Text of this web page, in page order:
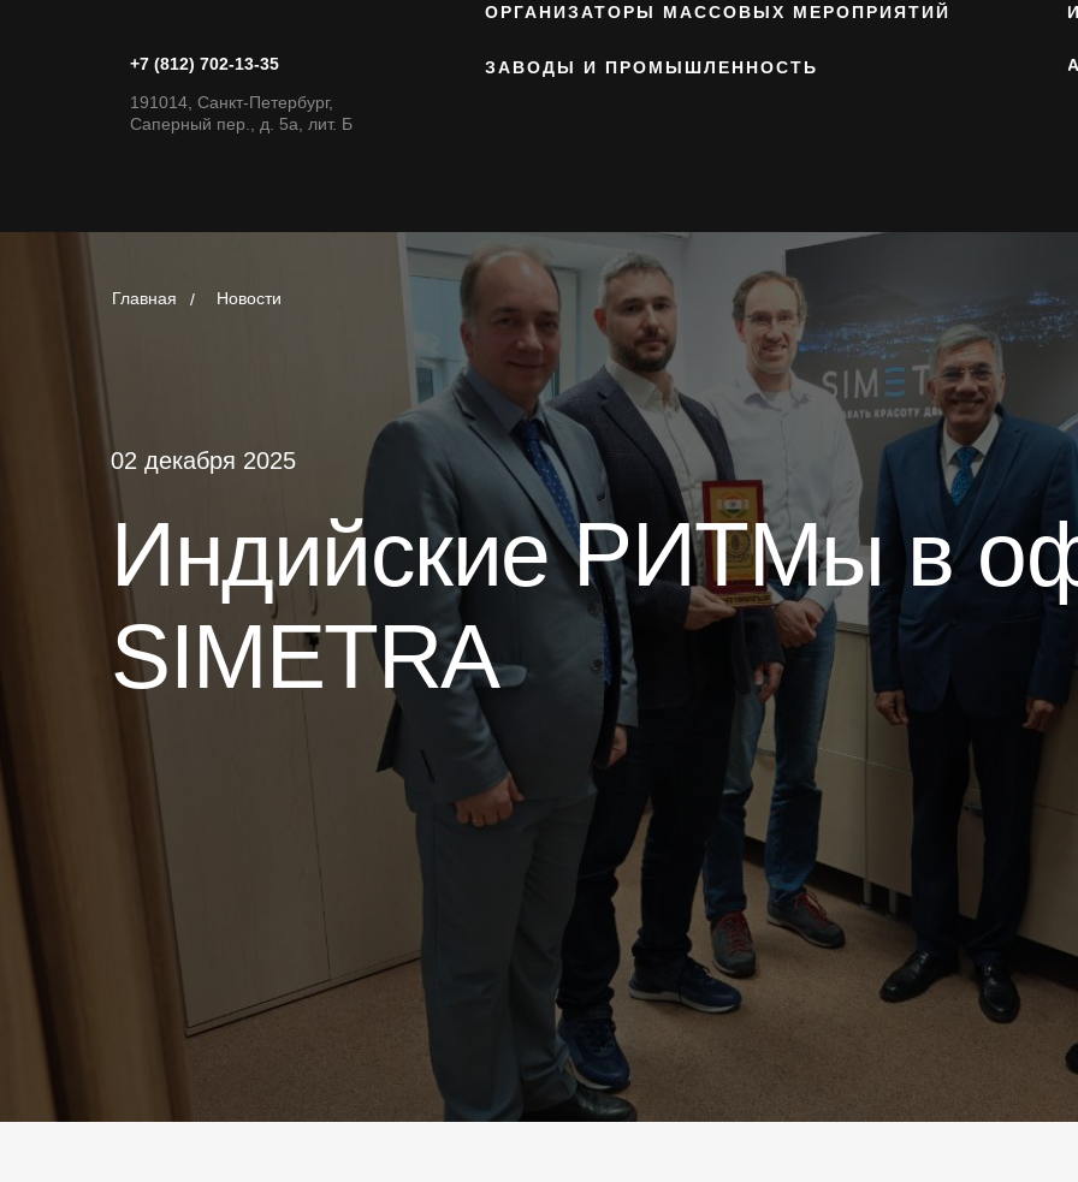
191014, Санкт-Петербург,
Саперный пер., д. 5а, лит. Б
+7 (812) 702-13-35
ОРГАНИЗАТОРЫ МАССОВЫХ МЕРОПРИЯТИЙ
ЗАВОДЫ И ПРОМЫШЛЕННОСТЬ
/
Главная Новости
Индийские РИТМы в
SIMETRA
02 декабря 2025